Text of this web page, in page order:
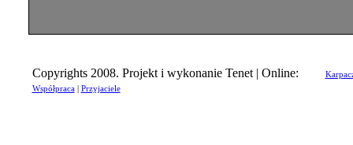
Copyrights 2008. Projekt i wykonanie Tenet | Online:
Współpraca| Przyjaciele